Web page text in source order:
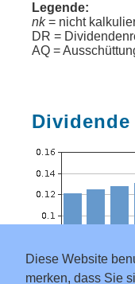
Diese Website
merken, dass Sie
Legende:
nk= nicht
DR =
AQ =